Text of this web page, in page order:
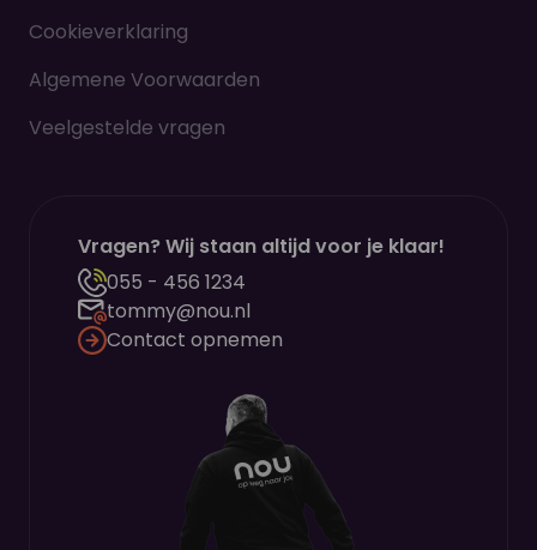
Cookieverklaring
Algemene Voorwaarden
Veelgestelde vragen
Vragen? Wij staan altijd voor je klaar!
055 - 456 1234
tommy@nou.nl
Contact opnemen